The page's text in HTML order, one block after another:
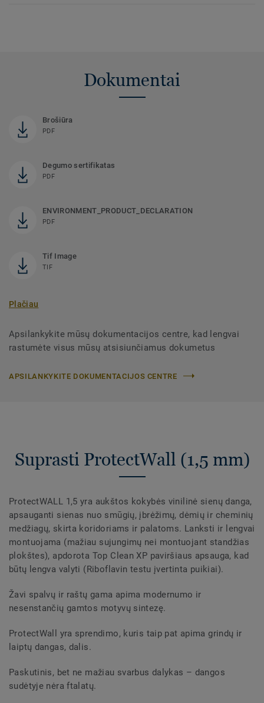
Dokumentai
Brošiūra
PDF
Degumo sertifikatas
PDF
ENVIRONMENT_PRODUCT_DECLARATION
PDF
Tif Image
TIF
Plačiau
Apsilankykite mūsų dokumentacijos centre, kad lengvai
rastumėte visus mūsų atsisiunčiamus dokumetus
APSILANKYKITE DOKUMENTACIJOS CENTRE
Suprasti ProtectWall (1,5 mm)
ProtectWALL 1,5 yra aukštos kokybės vinilinė sienų danga,
apsauganti sienas nuo smūgių, įbrėžimų, dėmių ir cheminių
medžiagų, skirta koridoriams ir palatoms. Lanksti ir lengvai
montuojama (mažiau sujungimų nei montuojant standžias
plokštes), apdorota Top Clean XP paviršiaus apsauga, kad
būtų lengva valyti (Riboflavin testu įvertinta puikiai).
Žavi spalvų ir raštų gama apima modernumo ir
nesenstančių gamtos motyvų sintezę.
ProtectWall yra sprendimo, kuris taip pat apima grindų ir
laiptų dangas, dalis.
Paskutinis, bet ne mažiau svarbus dalykas – dangos
sudėtyje nėra ftalatų.